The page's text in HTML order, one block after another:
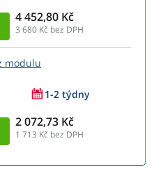
4 452,80 Kč
3 680 Kč bez DPH
modulu
1-2 týdny
2 072,73 Kč
1 713 Kč bez DPH